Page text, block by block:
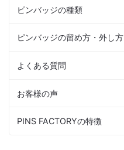
ピンバッジの種類
ピンバッジの留め方・外し方
よくある質問
お客様の声
PINS FACTORYの特徴